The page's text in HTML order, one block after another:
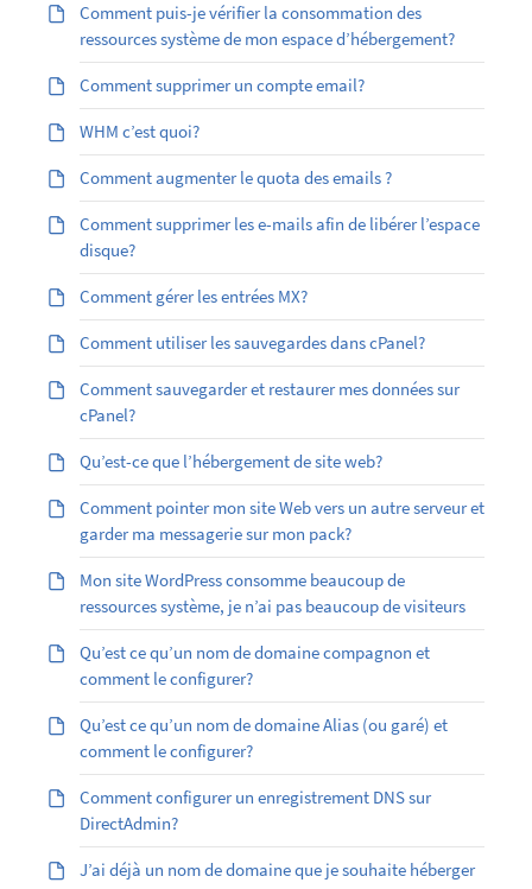
Comment puis-je vérifier la consommation des
ressources système de mon espace d’hébergement?
Comment supprimer un compte email?
WHM c’est quoi?
Comment augmenter le quota des emails ?
Comment supprimer les e-mails afin de libérer l’espace
disque?
Comment gérer les entrées MX?
Comment utiliser les sauvegardes dans cPanel?
Comment sauvegarder et restaurer mes données sur
cPanel?
Qu’est-ce que l’hébergement de site web?
Comment pointer mon site Web vers un autre serveur et
garder ma messagerie sur mon pack?
Mon site WordPress consomme beaucoup de
ressources système, je n’ai pas beaucoup de visiteurs
Qu’est ce qu’un nom de domaine compagnon et
comment le configurer?
Qu’est ­ce qu’un nom de domaine Alias (ou garé) et
comment le configurer?
Comment configurer un enregistrement DNS sur
DirectAdmin?
J’ai déjà un nom de domaine que je souhaite héberger